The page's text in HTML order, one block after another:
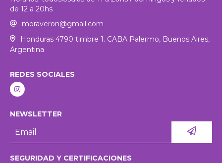
de 12 a 20hs
moraveron@gmail.com
Honduras 4790 timbre 1. CABA Palermo, Buenos Aires,
Argentina
REDES SOCIALES
NEWSLETTER
SEGURIDAD Y CERTIFICACIONES